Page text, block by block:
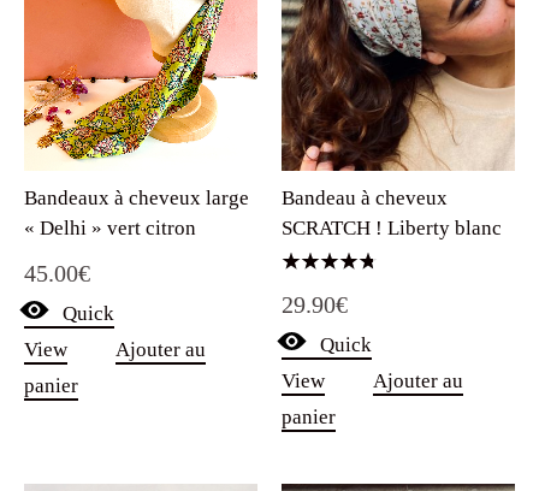
Bandeaux à cheveux large
« Delhi » vert citron
45.00€
Quick
View
Ajouter au
panier
Bandeau à cheveux
SCRATCH ! Liberty blanc
4.75
29.90€
Quick
View
Ajouter au
panier